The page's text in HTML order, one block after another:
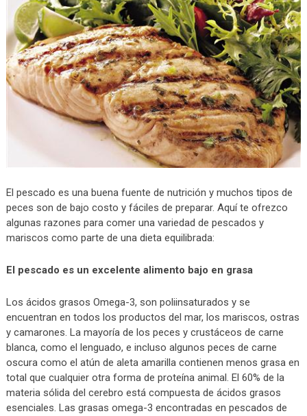
El pescado es una buena fuente de nutrición y muchos tipos de
peces son de bajo costo y fáciles de preparar. Aquí te ofrezco
algunas razones para comer una variedad de pescados y
mariscos como parte de una dieta equilibrada:
El pescado es un excelente alimento bajo en grasa
Los ácidos grasos Omega-3, son poliinsaturados y se
encuentran en todos los productos del mar, los mariscos, ostras
y camarones. La mayoría de los peces y crustáceos de carne
blanca, como el lenguado, e incluso algunos peces de carne
oscura como el atún de aleta amarilla contienen menos grasa en
total que cualquier otra forma de proteína animal. El 60% de la
materia sólida del cerebro está compuesta de ácidos grasos
esenciales. Las grasas omega-3 encontradas en pescados de